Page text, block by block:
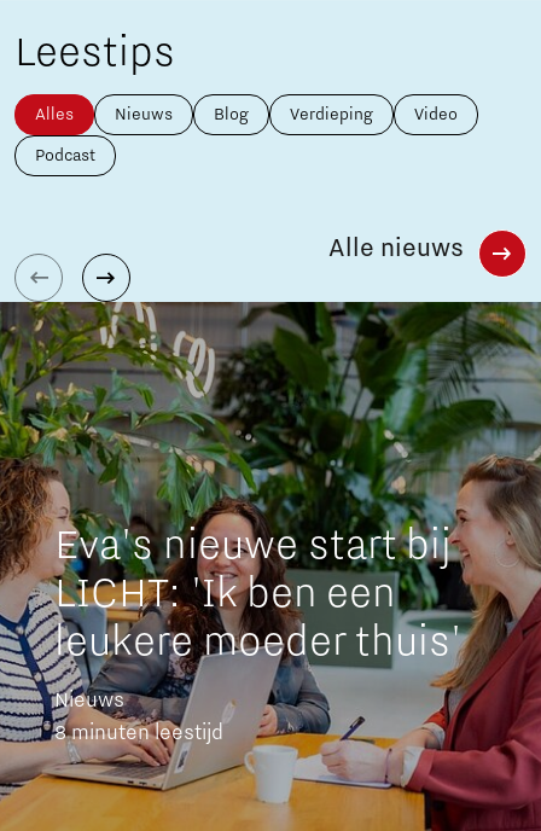
Leestips
Alles Nieuws Blog Verdieping Video
Podcast
Eva's nieuwe start bij
LICHT: 'Ik ben een
leukere moeder thuis'
Nieuws
8 minuten leestijd
Alle nieuws